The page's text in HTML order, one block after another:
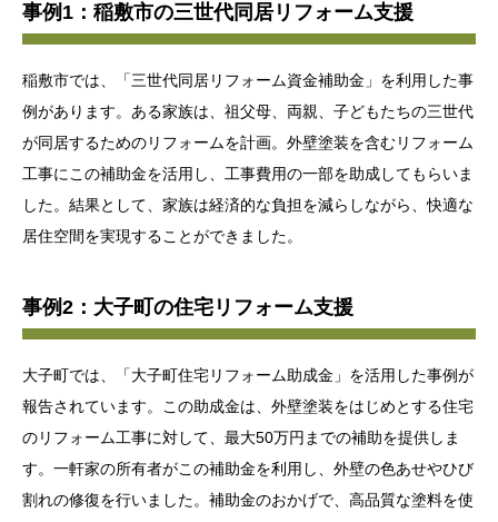
事例1：稲敷市の三世代同居リフォーム支援
稲敷市では、「三世代同居リフォーム資金補助金」を利用した事
例があります。ある家族は、祖父母、両親、子どもたちの三世代
が同居するためのリフォームを計画。外壁塗装を含むリフォーム
工事にこの補助金を活用し、工事費用の一部を助成してもらいま
した。結果として、家族は経済的な負担を減らしながら、快適な
居住空間を実現することができました。
事例2：大子町の住宅リフォーム支援
大子町では、「大子町住宅リフォーム助成金」を活用した事例が
報告されています。この助成金は、外壁塗装をはじめとする住宅
のリフォーム工事に対して、最大50万円までの補助を提供しま
す。一軒家の所有者がこの補助金を利用し、外壁の色あせやひび
割れの修復を行いました。補助金のおかげで、高品質な塗料を使